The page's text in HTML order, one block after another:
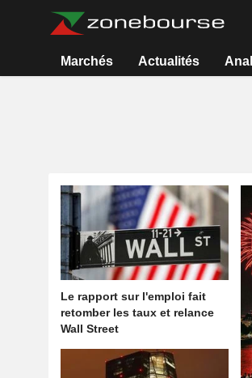
Marchés Actualités
Le rapport sur l'emploi fait
retomber les taux et relance
Wall Street